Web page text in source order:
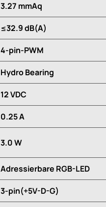
3.27 mmAq
≤32.9 dB(A)
4-pin-PWM
Hydro Bearing
12 VDC
0.25 A
3.0 W
Adressierbare RGB-LED
3-pin(+5V-D-G)